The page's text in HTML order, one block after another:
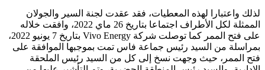
لذلك واعتبارا لهذه المعطيات، فقد عقدت لجنة السير والجولان
الممثلة لكل الأطراف اجتماعا بتاريخ 26 ماي 2022، وافقت خلاله
على فتح الممر كما توصلت شركة Vivo Energy بتاريخ 7 يونيو 2022،
بمراسلة من السيد رئيس جماعة فاس تمت بموجبها الموافقة على
فتح الممر، حيث وجهت نسخ إلى كل من السيد رئيس الملحقة